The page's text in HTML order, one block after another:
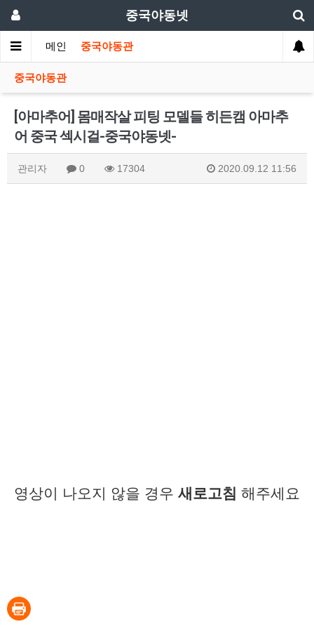
중국야동넷
메인 중국야동관
중국야동관
[아마추어] 몸매작살 피팅 모델들 히든캠 아마추
어 중국 섹시걸-중국야동넷-
관리자 0 17304 2020.09.12 11:56
영상이 나오지 않을 경우 새로고침 해주세요